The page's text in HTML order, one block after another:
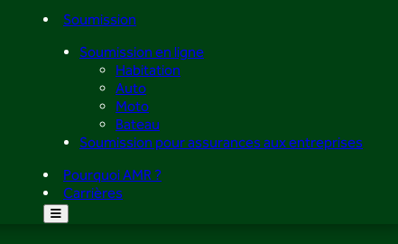
Soumission
Soumission en ligne
Habitation
Auto
Moto
Bateau
Soumission pour assurances aux entreprises
Pourquoi AMR ?
Carrières